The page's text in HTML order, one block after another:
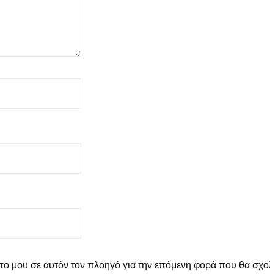
μου σε αυτόν τον πλοηγό για την επόμενη φορά που θα